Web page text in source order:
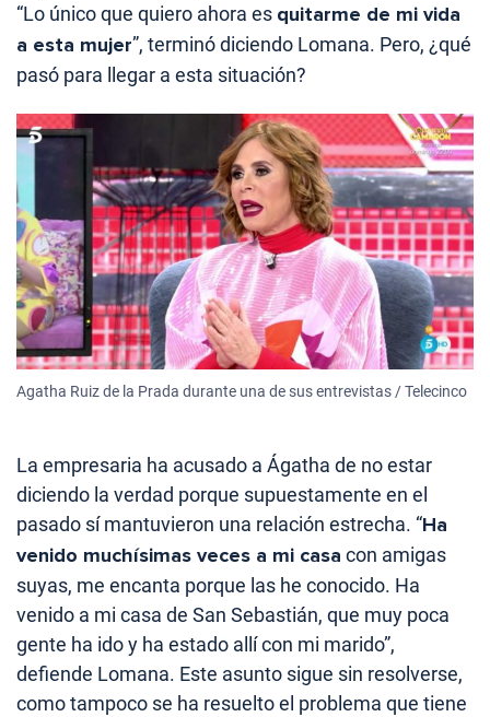
“Lo único que quiero ahora es quitarme de mi vida
a esta mujer”, terminó diciendo Lomana. Pero, ¿qué
pasó para llegar a esta situación?
Agatha Ruiz de la Prada durante una de sus entrevistas / Telecinco
La empresaria ha acusado a Ágatha de no estar
diciendo la verdad porque supuestamente en el
pasado sí mantuvieron una relación estrecha. “Ha
venido muchísimas veces a mi casa con amigas
suyas, me encanta porque las he conocido. Ha
venido a mi casa de San Sebastián, que muy poca
gente ha ido y ha estado allí con mi marido”,
defiende Lomana. Este asunto sigue sin resolverse,
como tampoco se ha resuelto el problema que tiene